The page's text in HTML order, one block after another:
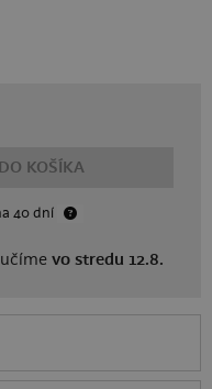
KOŠÍKA
40 dní
vo stredu 12.8.